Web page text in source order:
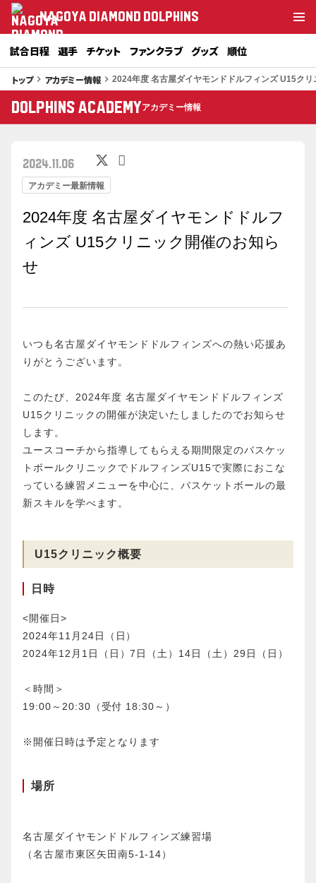
NAGOYA DIAMOND DOLPHINS
試合日程 選手 チケット ファンクラブ グッズ 順位
トップkeyboard_arrow_right アカデミー情報 keyboard_arrow_right 2024年度 名古屋ダイヤモンドドルフィンズ U15ク
dolphins academyアカデミー情報
アカデミー最新情報
2024.11.06
2024年度 名古屋ダイヤモンドドルフ
ィンズ U15クリニック開催のお知ら
せ
いつも名古屋ダイヤモンドドルフィンズへの熱い応援あ
りがとうございます。
このたび、2024年度 名古屋ダイヤモンドドルフィンズ
U15クリニックの開催が決定いたしましたのでお知らせ
します。
ユースコーチから指導してもらえる期間限定のバスケッ
トボールクリニックでドルフィンズU15で実際におこな
っている練習メニューを中心に、バスケットボールの最
新スキルを学べます。
U15クリニック概要
日時
<開催日>
2024年11月24日（日）
2024年12月1日（日）7日（土）14日（土）29日（日）
＜時間＞
19:00～20:30（受付 18:30～）
※開催日時は予定となります
場所
名古屋ダイヤモンドドルフィンズ練習場
（名古屋市東区矢田南5-1-14）